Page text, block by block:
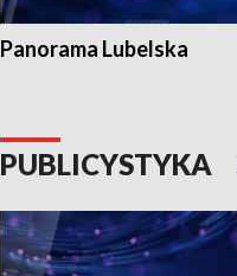
Panorama Lubelska
PUBLICYSTYKA